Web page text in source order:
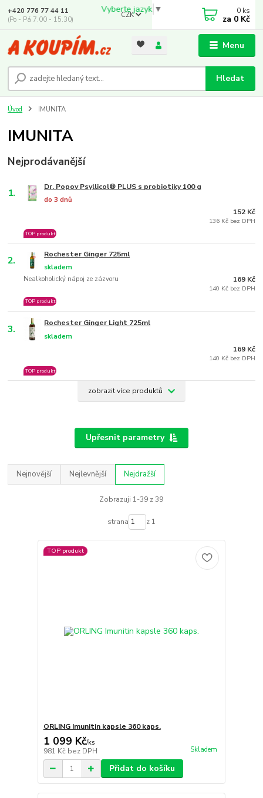
Vyberte jazyk ▼
Menu
CZK
Hledat
+420 776 77 44 11
(Po - Pá 7.00 - 15.30)
0 ks
za 0 Kč
Úvod IMUNITA
IMUNITA
Nejprodávanější
1. Dr. Popov Psyllicol® PLUS s probiotiky 100 g
do 3 dnů
TOP produkt
152 Kč
136 Kč bez DPH
2. Rochester Ginger 725ml
Nealkoholický nápoj ze zázvoru
skladem
TOP produkt
169 Kč
140 Kč bez DPH
3. Rochester Ginger Light 725ml
skladem
TOP produkt
169 Kč
140 Kč bez DPH
zobrazit více produktů
Upřesnit parametry
Nejnovější Nejlevnější Nejdražší
Zobrazuji 1-39 z 39
strana z 1
TOP produkt
ORLING Imunitin kapsle 360 kaps.
1 099 Kč/ks
981 Kč bez DPH Skladem
Přidat do košíku